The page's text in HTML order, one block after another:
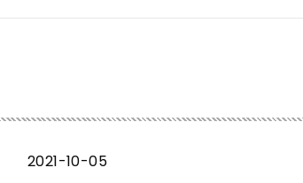
2021-10-05